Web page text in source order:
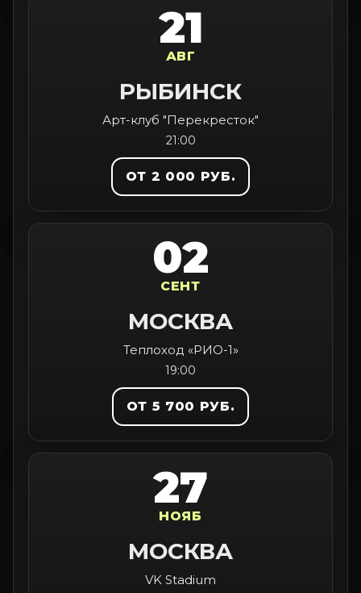
21
АВГ
РЫБИНСК
Арт-клуб "Перекресток"
21:00
ОТ 2 000 РУБ.
02
СЕНТ
МОСКВА
Теплоход «РИО-1»
19:00
ОТ 5 700 РУБ.
27
НОЯБ
МОСКВА
VK Stadium